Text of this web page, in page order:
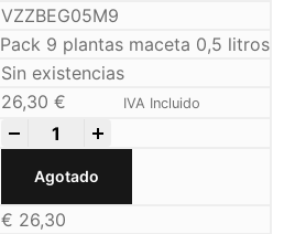
VZZBEG05M9
Pack 9 plantas maceta 0,5 litros
Sin existencias
26,30€ IVA Incluido
Agotado
€ 26,30